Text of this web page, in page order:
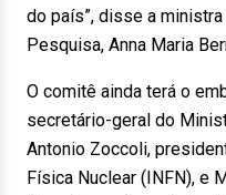
do país”, disse a
Pesquisa, Anna Maria
O comitê ainda terá o
secretário-geral do
Antonio Zoccoli,
Física Nuclear (INFN), e